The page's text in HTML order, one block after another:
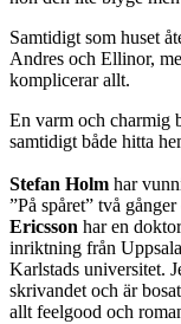
Samtidigt som huset
Andres och Ellinor,
komplicerar allt.
En varm och charmig
samtidigt både hitta
Stefan Holm har
”På spåret” två
Ericsson har en
inriktning från
Karlstads universitet.
skrivandet och är
allt feelgood och